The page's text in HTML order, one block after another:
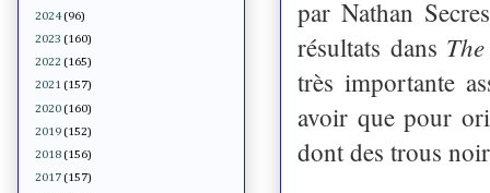
par Nathan
résultats dans
très importante
avoir que pour
dont des trous
2024 (96)
2023 (160)
2022 (165)
2021 (157)
2020 (160)
2019 (152)
2018 (156)
2017 (157)